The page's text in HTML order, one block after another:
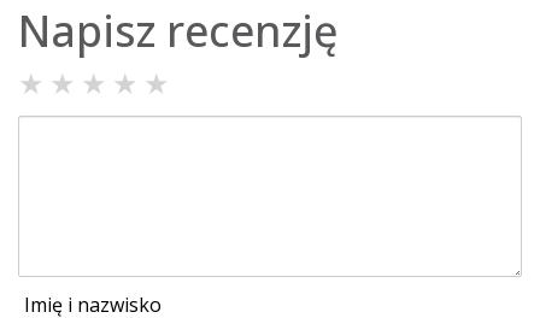
Napisz recenzję
★ ★ ★ ★ ★
Imię i nazwisko